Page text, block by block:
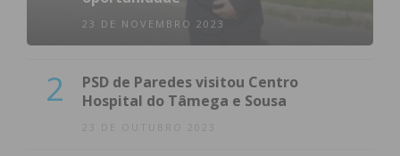
23 DE NOVEMBRO 2023
2
PSD de Paredes visitou Centro
Hospital do Tâmega e Sousa
23 DE OUTUBRO 2023